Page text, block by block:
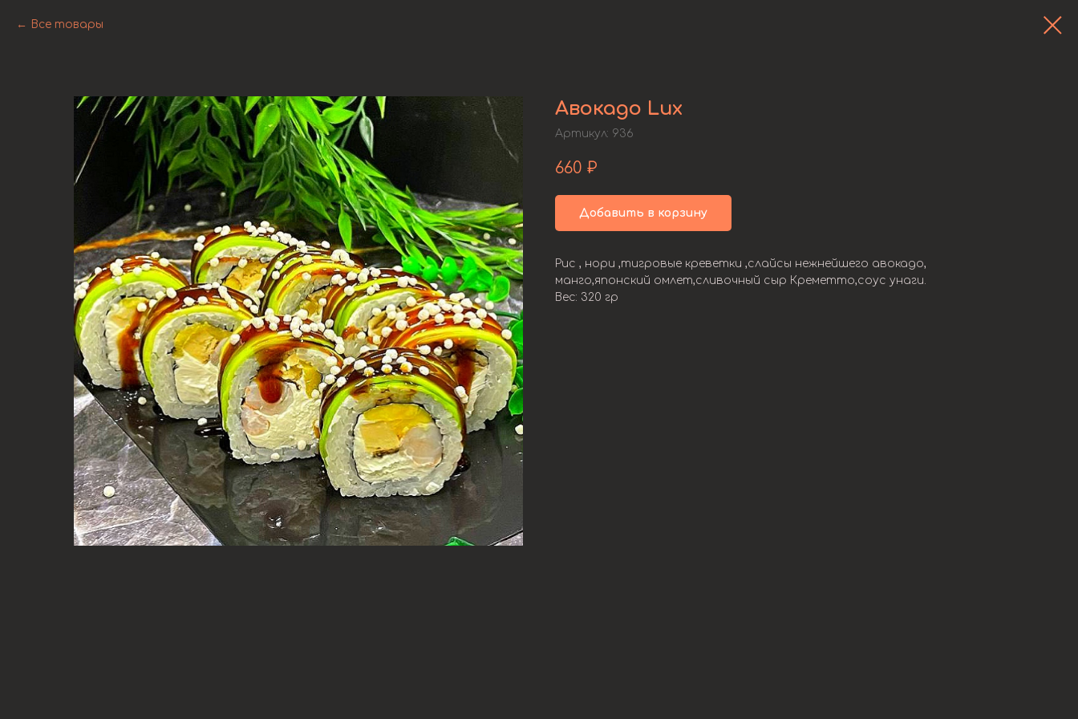
Все товары
Авокадо Lux
Артикул: 936
660 ₽
Добавить в корзину
Рис , нори ,тигровые креветки ,слайсы нежнейшего авокадо,
манго,японский омлет,сливочный сыр Креметто,соус унаги.
Вес: 320 гр